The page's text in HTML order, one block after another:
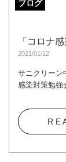
ブログ
「コロナ
2021/01/12
サニクリーン
感染対策勉強
R E